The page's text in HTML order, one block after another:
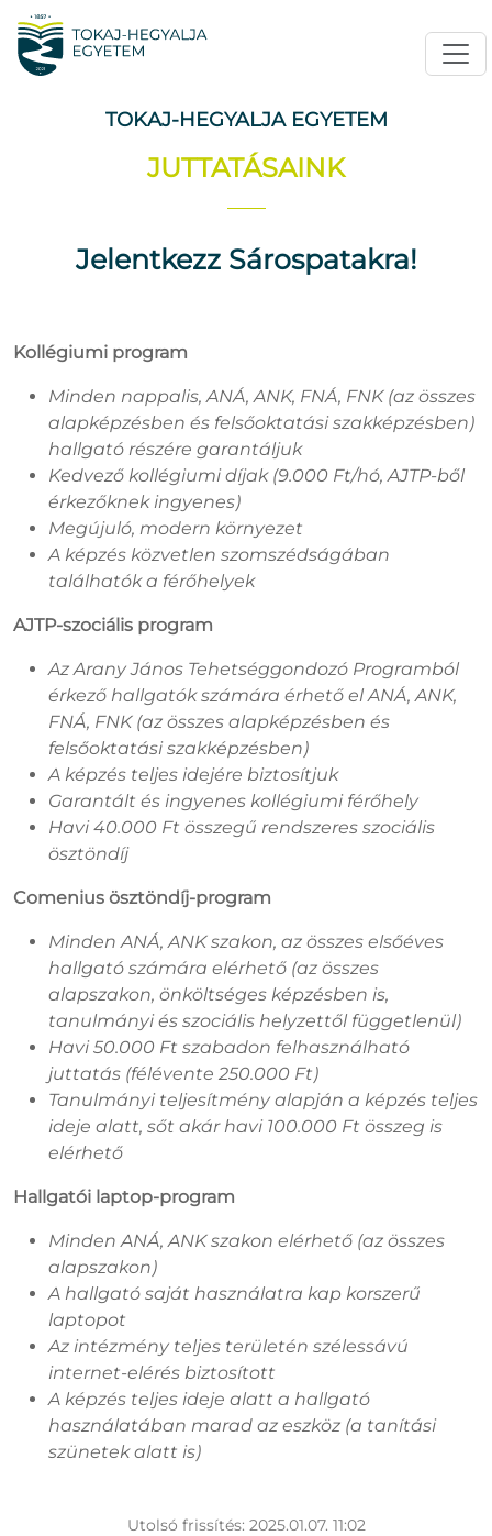
TOKAJ-HEGYALJA EGYETEM
JUTTATÁSAINK
Jelentkezz Sárospatakra!
Kollégiumi program
Minden nappalis, ANÁ, ANK, FNÁ, FNK (az összes
alapképzésben és felsőoktatási szakképzésben)
hallgató részére garantáljuk
Kedvező kollégiumi díjak (9.000 Ft/hó, AJTP-ből
érkezőknek ingyenes)
Megújuló, modern környezet
A képzés közvetlen szomszédságában
találhatók a férőhelyek
AJTP-szociális program
Az Arany János Tehetséggondozó Programból
érkező hallgatók számára érhető el ANÁ, ANK,
FNÁ, FNK (az összes alapképzésben és
felsőoktatási szakképzésben)
A képzés teljes idejére biztosítjuk
Garantált és ingyenes kollégiumi férőhely
Havi 40.000 Ft összegű rendszeres szociális
ösztöndíj
Comenius ösztöndíj-program
Minden ANÁ, ANK szakon, az összes elsőéves
hallgató számára elérhető (az összes
alapszakon, önköltséges képzésben is,
tanulmányi és szociális helyzettől függetlenül)
Havi 50.000 Ft szabadon felhasználható
juttatás (félévente 250.000 Ft)
Tanulmányi teljesítmény alapján a képzés teljes
ideje alatt, sőt akár havi 100.000 Ft összeg is
elérhető
Hallgatói laptop-program
Minden ANÁ, ANK szakon elérhető (az összes
alapszakon)
A hallgató saját használatra kap korszerű
laptopot
Az intézmény teljes területén szélessávú
internet-elérés biztosított
A képzés teljes ideje alatt a hallgató
használatában marad az eszköz (a tanítási
szünetek alatt is)
Utolsó frissítés: 2025.01.07. 11:02